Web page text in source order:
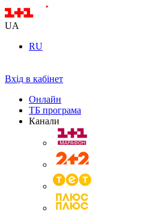
UA
RU
Вхід в кабінет
Онлайн
ТБ програма
Канали